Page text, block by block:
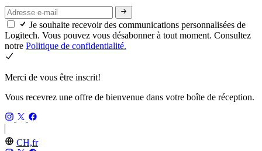
Je souhaite recevoir des communications personnalisées de
Logitech. Vous pouvez vous désabonner à tout moment. Consultez
notre Politique de confidentialité.
Merci de vous être inscrit!
Vous recevrez une offre de bienvenue dans votre boîte de réception.
CH,fr